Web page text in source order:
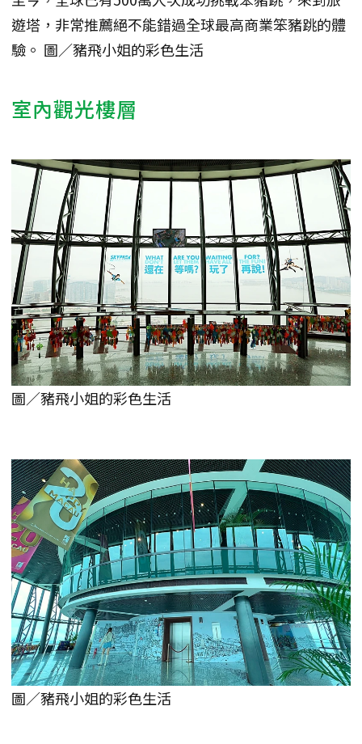
遊塔，非常推薦絕不能錯過全球最高商業笨豬跳的體
驗。 圖／豬飛小姐的彩色生活
室內觀光樓層
圖／豬飛小姐的彩色生活
圖／豬飛小姐的彩色生活